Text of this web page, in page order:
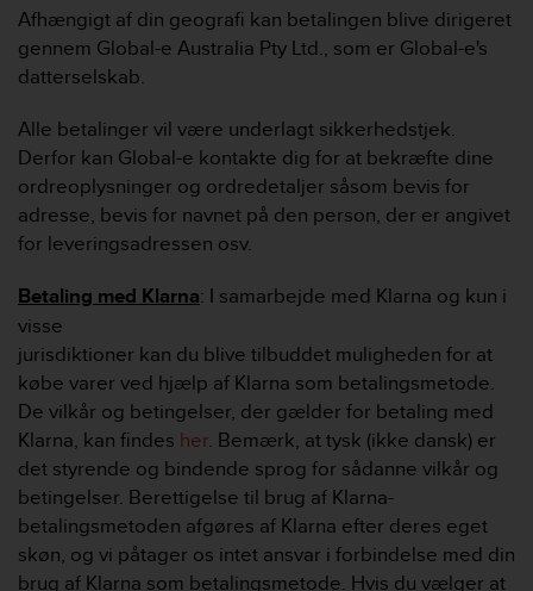
Afhængigt af din geografi kan betalingen blive dirigeret
gennem Global-e Australia Pty Ltd., som er Global-e's
datterselskab.
Alle betalinger vil være underlagt sikkerhedstjek.
Derfor kan Global-e kontakte dig for at bekræfte dine
ordreoplysninger og ordredetaljer såsom bevis for
adresse, bevis for navnet på den person, der er angivet
for leveringsadressen osv.
Betaling med Klarna: I samarbejde med Klarna og kun i
visse
jurisdiktioner kan du blive tilbuddet muligheden for at
købe varer ved hjælp af Klarna som betalingsmetode.
De vilkår og betingelser, der gælder for betaling med
Klarna, kan findes her. Bemærk, at tysk (ikke dansk) er
det styrende og bindende sprog for sådanne vilkår og
betingelser. Berettigelse til brug af Klarna-
betalingsmetoden afgøres af Klarna efter deres eget
skøn, og vi påtager os intet ansvar i forbindelse med din
brug af Klarna som betalingsmetode. Hvis du vælger at